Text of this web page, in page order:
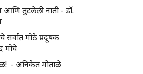
आणि तुटलेली नाती - डॉ.
मोठे प्रदूषक
मोघे
- अनिकेत मोताळे